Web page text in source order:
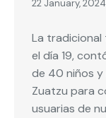
22 January, 2024
La tradicional
el día 19,
de 40 niños y
Zuatzu para
usuarias de